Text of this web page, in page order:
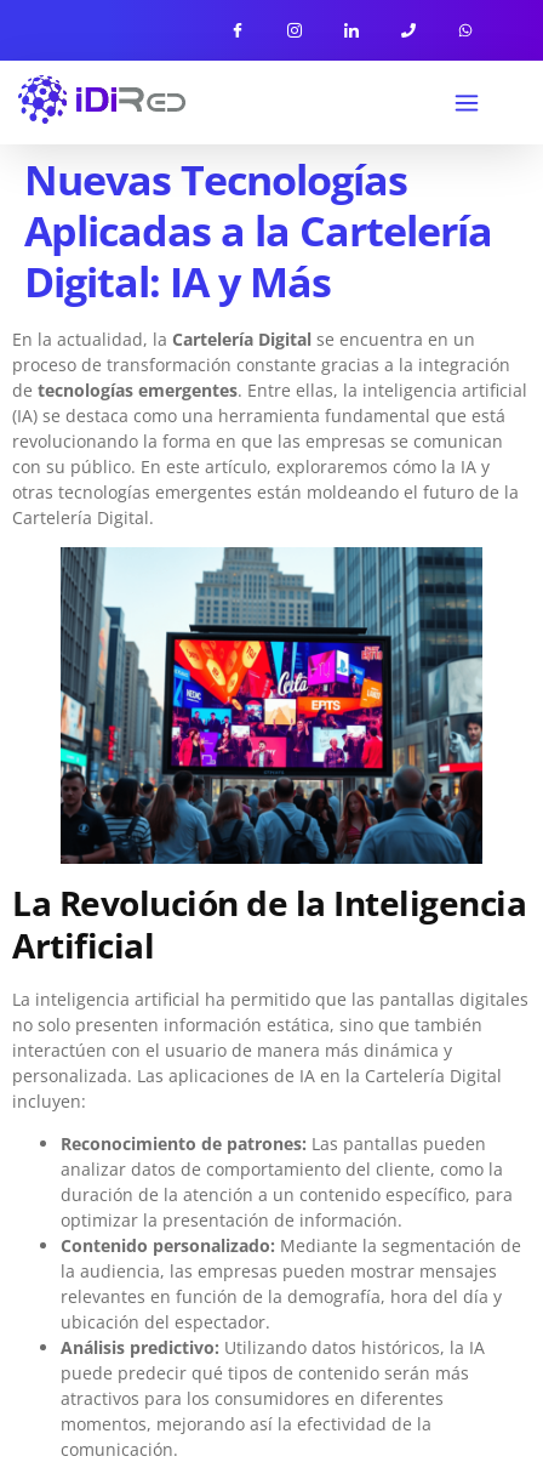
Nuevas Tecnologías
Aplicadas a la Cartelería
Digital: IA y Más
En la actualidad, la Cartelería Digital se encuentra en un
proceso de transformación constante gracias a la integración
de tecnologías emergentes. Entre ellas, la inteligencia artificial
(IA) se destaca como una herramienta fundamental que está
revolucionando la forma en que las empresas se comunican
con su público. En este artículo, exploraremos cómo la IA y
otras tecnologías emergentes están moldeando el futuro de la
Cartelería Digital.
La Revolución de la Inteligencia
Artificial
La inteligencia artificial ha permitido que las pantallas digitales
no solo presenten información estática, sino que también
interactúen con el usuario de manera más dinámica y
personalizada. Las aplicaciones de IA en la Cartelería Digital
incluyen:
Reconocimiento de patrones: Las pantallas pueden
analizar datos de comportamiento del cliente, como la
duración de la atención a un contenido específico, para
optimizar la presentación de información.
Contenido personalizado: Mediante la segmentación de
la audiencia, las empresas pueden mostrar mensajes
relevantes en función de la demografía, hora del día y
ubicación del espectador.
Análisis predictivo: Utilizando datos históricos, la IA
puede predecir qué tipos de contenido serán más
atractivos para los consumidores en diferentes
momentos, mejorando así la efectividad de la
comunicación.